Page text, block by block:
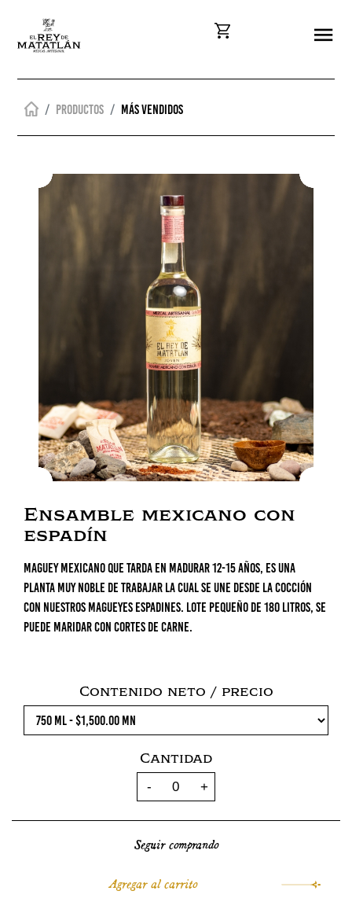
Productos Más vendidos
Ensamble mexicano con
espadín
Maguey mexicano que tarda en madurar 12-15 años, es una
planta muy noble de trabajar la cual se une desde la cocción
con nuestros magueyes espadines. Lote pequeño de 180 litros, se
puede maridar con cortes de carne.
Contenido neto / precio
Cantidad
Seguir comprando